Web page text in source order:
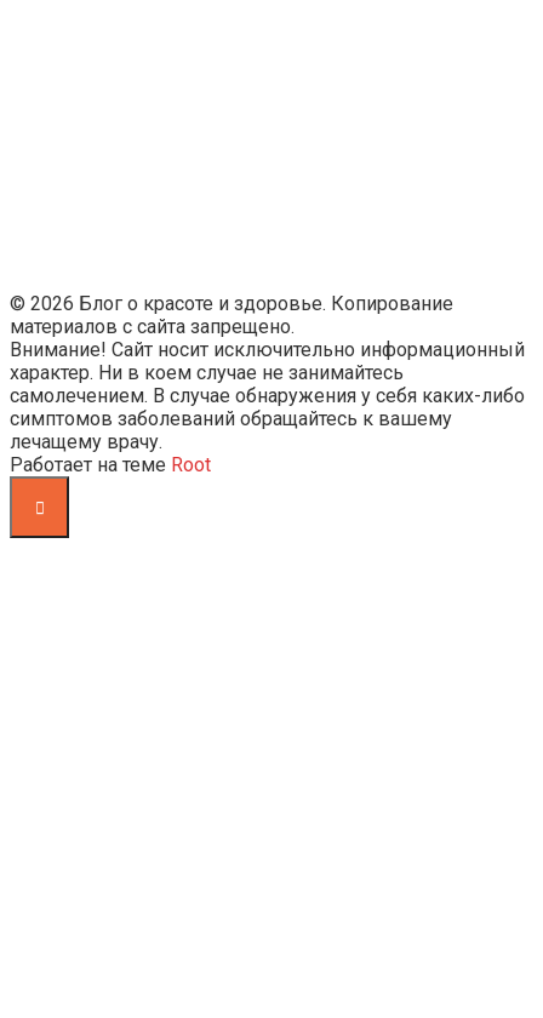
© 2026 Блог о красоте и здоровье. Копирование
материалов с сайта запрещено.
Внимание! Сайт носит исключительно информационный
характер. Ни в коем случае не занимайтесь
самолечением. В случае обнаружения у себя каких-либо
симптомов заболеваний обращайтесь к вашему
лечащему врачу.
Работает на теме Root